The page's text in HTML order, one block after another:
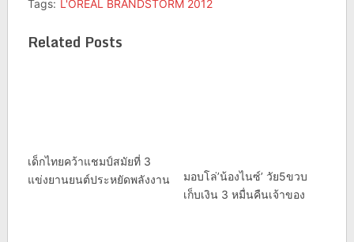
Tags: L'OREAL BRANDSTORM 2012
Related Posts
เด็กไทยคว้าแชมป์สมัยที่ 3
แข่งยานยนต์ประหยัดพลังงาน
มอบโล่’น้องไนซ์’ วัย5ขวบ
เก็บเงิน 3 หมื่นคืนเจ้าของ